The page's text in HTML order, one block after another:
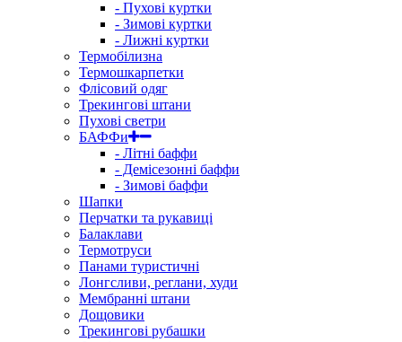
- Пухові куртки
- Зимові куртки
- Лижні куртки
Термобілизна
Термошкарпетки
Флісовий одяг
Трекингові штани
Пухові светри
БАФФи
- Літні баффи
- Демісезонні баффи
- Зимові баффи
Шапки
Перчатки та рукавиці
Балаклави
Термотруси
Панами туристичні
Лонгсливи, реглани, худи
Мембранні штани
Дощовики
Трекингові рубашки